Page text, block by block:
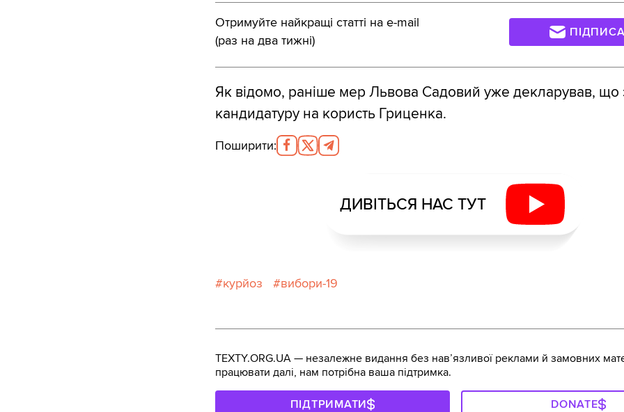
Отримуйте найкращі статті на e-mail
(раз на два тижні)
Як відомо, раніше мер Львова Садовий уже декларував, що
кандидатуру на користь Гриценка.
Поширити:
ДИВІТЬСЯ НАС ТУТ
курйоз вибори-19
TEXTY.ORG.UA — незалежне видання без навʼязливої реклами й замовних
працювати далі, нам потрібна ваша підтримка.
ПІДТРИМАТИ DONATE